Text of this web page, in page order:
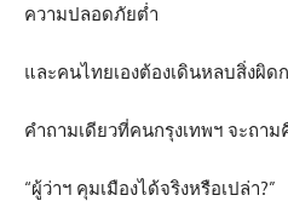
ความปลอดภัยต่ำ
และคนไทยเองต้องเดินหลบสิ่งผิ
คำถามเดียวที่คนกรุงเทพฯ จะถาม
“ผู้ว่าฯ คุมเมืองได้จริงหรือเปล่า?”